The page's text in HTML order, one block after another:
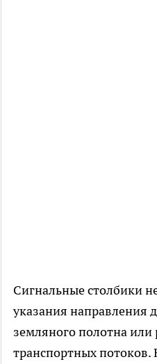
Сигнальные столбики
указания направления
земляного полотна или
транспортных потоков.